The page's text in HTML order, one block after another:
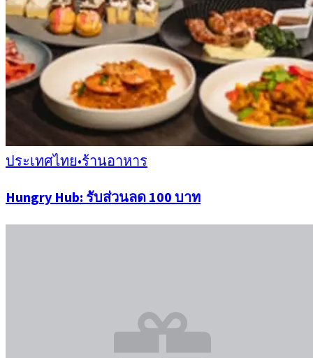
ประเทศไทย•ร้านอาหาร
Hungry Hub: รับส่วนลด 100 บาท